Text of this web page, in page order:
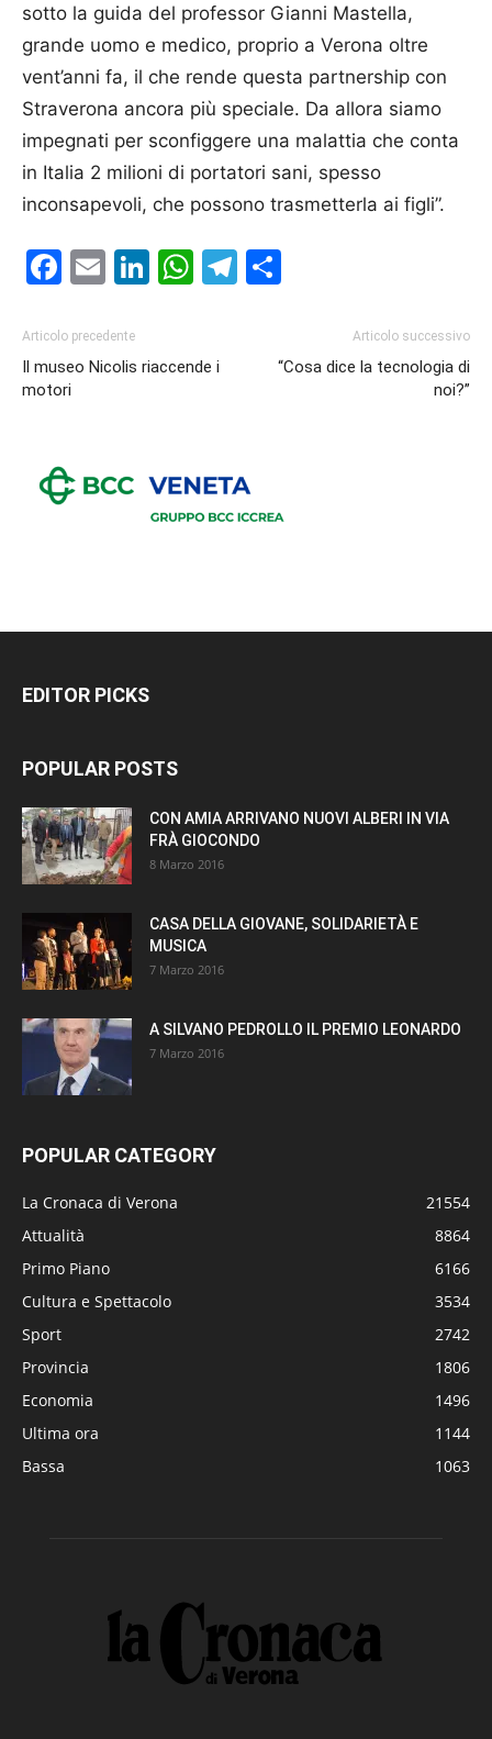
sotto la guida del professor Gianni Mastella,
grande uomo e medico, proprio a Verona oltre
vent’anni fa, il che rende questa partnership con
Straverona ancora più speciale. Da allora siamo
impegnati per sconfiggere una malattia che conta
in Italia 2 milioni di portatori sani, spesso
inconsapevoli, che possono trasmetterla ai figli”.
Facebook
EmailLinkedIn
WhatsApp
Telegram
Articolo precedente
Il museo Nicolis riaccende i
motori
Articolo successivo
“Cosa dice la tecnologia di
noi?”
EDITOR PICKS
POPULAR POSTS
CON AMIA ARRIVANO NUOVI ALBERI IN VIA
FRÀ GIOCONDO
8 Marzo 2016
CASA DELLA GIOVANE, SOLIDARIETÀ E
MUSICA
7 Marzo 2016
A SILVANO PEDROLLO IL PREMIO LEONARDO
7 Marzo 2016
POPULAR CATEGORY
La Cronaca di Verona
21554
Attualità
8864
Primo Piano
6166
Cultura e Spettacolo
3534
Sport
2742
Provincia
1806
Economia
1496
Ultima ora
1144
Bassa
1063